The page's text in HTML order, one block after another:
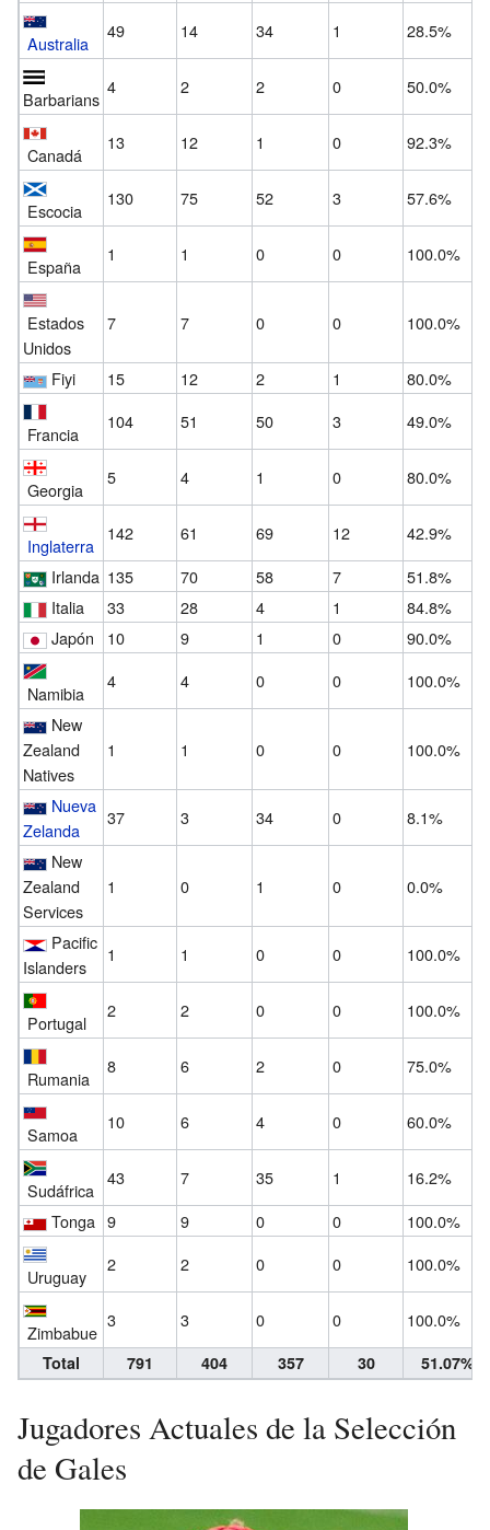
Australia
49 14 34 1 28.5%
Barbarians
4 2 2 0 50.0%
Canadá
13 12 1 0 92.3%
Escocia
130 75 52 3 57.6%
España
1 1 0 0 100.0%
Estados
Unidos
7 7 0 0 100.0%
Fiyi 15 12 2 1 80.0%
Francia
104 51 50 3 49.0%
Georgia
5 4 1 0 80.0%
Inglaterra
142 61 69 12
42.9%
Irlanda 135 70 58 7
51.8%
Italia
33 28 4 1
84.8%
Japón
10 9 1 0 90.0%
Namibia
4 4 0 0
100.0%
New
Zealand
Natives
1 1 0 0 100.0%
Nueva
Zelanda
37 3 34 0
8.1%
New
Zealand
Services
1 0 1 0 0.0%
Pacific
Islanders
1 1 0 0 100.0%
Portugal
2 2 0 0 100.0%
Rumania
8 6 2 0 75.0%
Samoa
10 6 4 0 60.0%
Sudáfrica
43 7 35 1
16.2%
Tonga 9 9 0 0 100.0%
Uruguay
2 2 0 0 100.0%
Zimbabue
3 3 0 0 100.0%
Total 791 404 357 30 51.07%
Jugadores Actuales de la Selección
de Gales